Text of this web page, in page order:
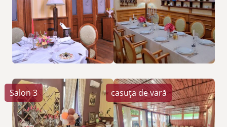
Salon 3 casuța de vară